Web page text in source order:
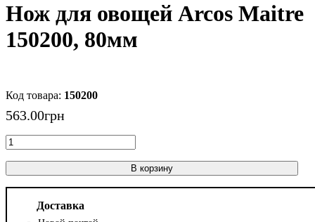
Нож для овощей Arcos Maitre
150200, 80мм
150200
563.00грн
В корзину
Доставка